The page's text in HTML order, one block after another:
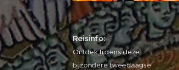
Reisinfo:
Ontdek tijdens deze
bijzondere tweedaagse